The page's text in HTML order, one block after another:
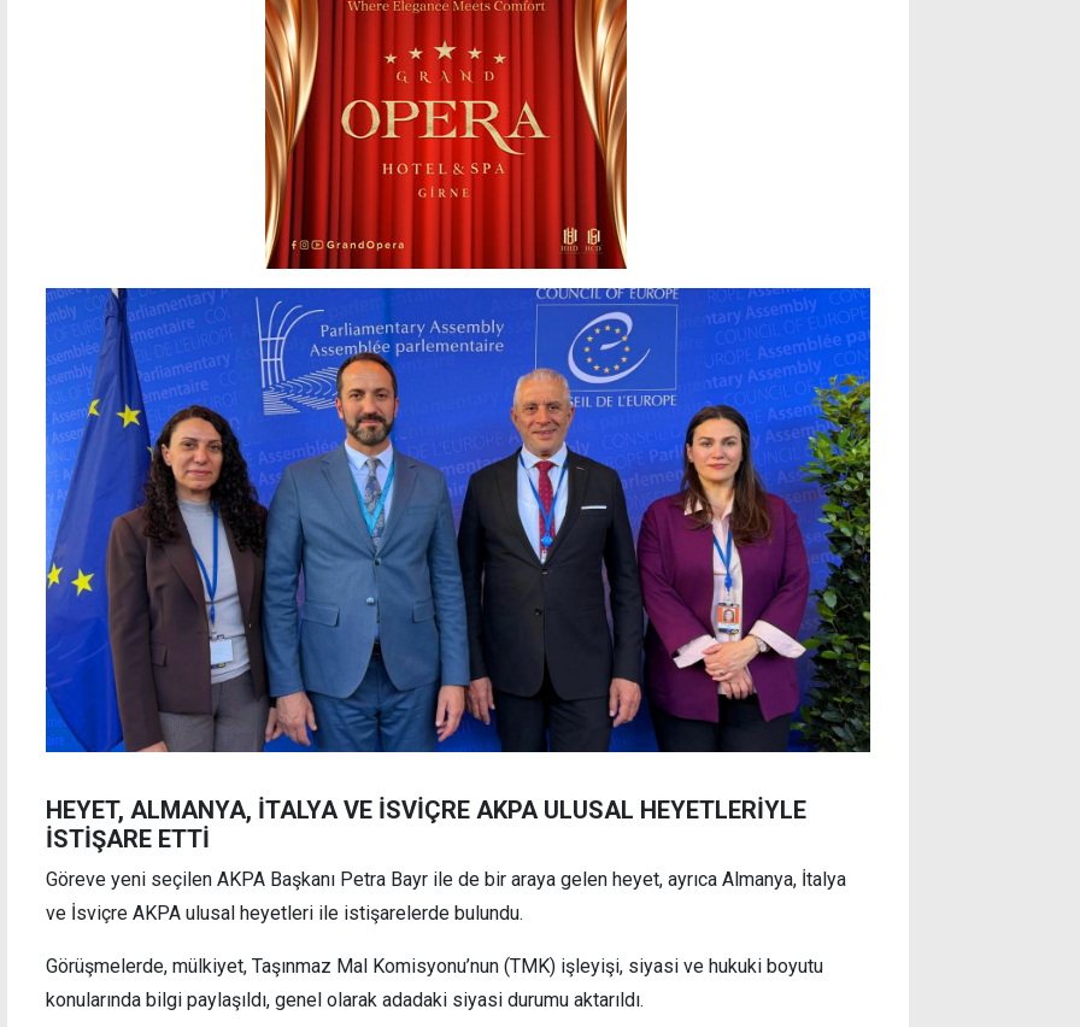
HEYET, ALMANYA, İTALYA VE İSVİÇRE AKPA ULUSAL HEYETLERİYLE
İSTİŞARE ETTİ
Göreve yeni seçilen AKPA Başkanı Petra Bayr ile de bir araya gelen heyet, ayrıca Almanya, İtalya
ve İsviçre AKPA ulusal heyetleri ile istişarelerde bulundu.
Görüşmelerde, mülkiyet, Taşınmaz Mal Komisyonu’nun (TMK) işleyişi, siyasi ve hukuki boyutu
konularında bilgi paylaşıldı, genel olarak adadaki siyasi durumu aktarıldı.